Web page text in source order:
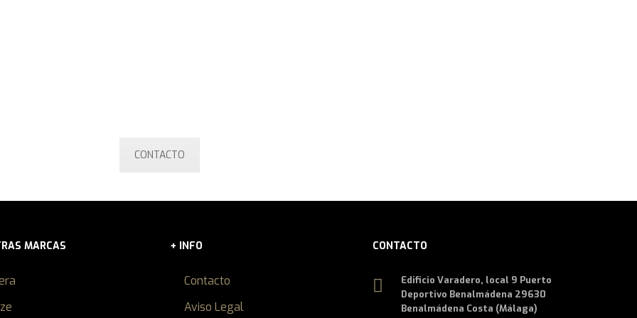
CONTACTO
MARCAS + INFO
Contacto
Aviso Legal
CONTACTO
Edificio Varadero, local 9 Puerto
Deportivo Benalmádena 29630
Benalmádena Costa (Málaga)